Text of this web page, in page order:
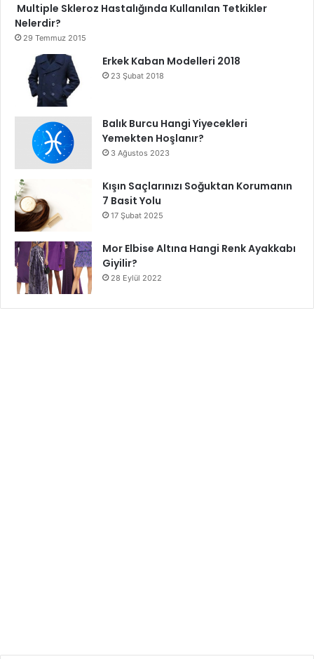
Multiple Skleroz Hastalığında Kullanılan Tetkikler
Nelerdir?
29 Temmuz 2015
Erkek Kaban Modelleri 2018
23 Şubat 2018
Balık Burcu Hangi Yiyecekleri
Yemekten Hoşlanır?
3 Ağustos 2023
Kışın Saçlarınızı Soğuktan Korumanın
7 Basit Yolu
17 Şubat 2025
Mor Elbise Altına Hangi Renk Ayakkabı
Giyilir?
28 Eylül 2022